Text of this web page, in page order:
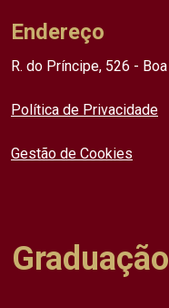
Endereço
R. do Príncipe, 526 -
Política de Privacidade
Gestão de Cookies
Graduação